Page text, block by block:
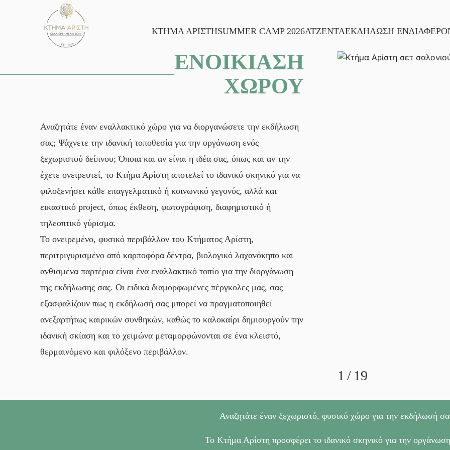
ΚΤΗΜΑ ΑΡΙΣΤΗSUMMER CAMP 2026ΑΤΖΕΝΤΑΕΚΔΗΛΩΣΗ
ΕΝΟΙΚΙΑΣΗ
ΧΩΡΟΥ
Αναζητάτε έναν εναλλακτικό χώρο για να διοργανώσετε την εκδήλωση
σας; Ψάχνετε την ιδανική τοποθεσία για την οργάνωση ενός
ξεχωριστού δείπνου; Όποια και αν είναι η ιδέα σας, όπως και αν την
έχετε ονειρευτεί, το Κτήμα Αρίστη αποτελεί το ιδανικό σκηνικό για να
φιλοξενήσει κάθε επαγγελματικό ή κοινωνικό γεγονός, αλλά και
εικαστικό project, όπως έκθεση, φωτογράφιση, διαφημιστικό ή
τηλεοπτικό γύρισμα.
Το ονειρεμένο, φυσικό περιβάλλον του Κτήματος Αρίστη,
περιτριγυρισμένο από καρποφόρα δέντρα, βιολογικό λαχανόκηπο και
ανθισμένα παρτέρια είναι ένα εναλλακτικό τοπίο για την διοργάνωση
της εκδήλωσης σας. Οι ειδικά διαμορφωμένες πέργκολες μας, σας
εξασφαλίζουν πως η εκδήλωσή σας μπορεί να πραγματοποιηθεί
ανεξαρτήτως καιρικών συνθηκών, καθώς το καλοκαίρι δημιουργούν την
ιδανική σκίαση και το χειμώνα μεταμορφώνονται σε ένα κλειστό,
θερμαινόμενο και φιλόξενο περιβάλλον.
1 / 19
Αναζητάτε έναν ξεχωριστό, φυσικό χώρο για την εκδήλωσή
Το Κτήμα Αρίστη προσφέρει το ιδανικό σκηνικό για την